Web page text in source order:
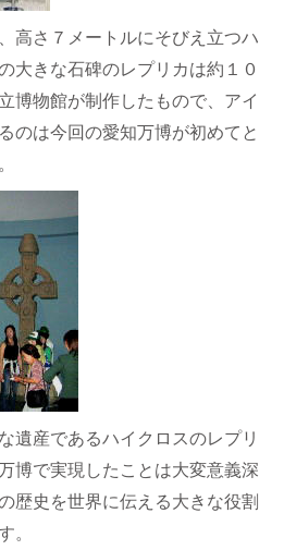
高さ７メートルにそびえ立つハ
大きな石碑のレプリカは約１０
博物館が制作したもので、アイ
のは今回の愛知万博が初めてと
遺産であるハイクロスのレプリ
博で実現したことは大変意義深
歴史を世界に伝える大きな役割
。